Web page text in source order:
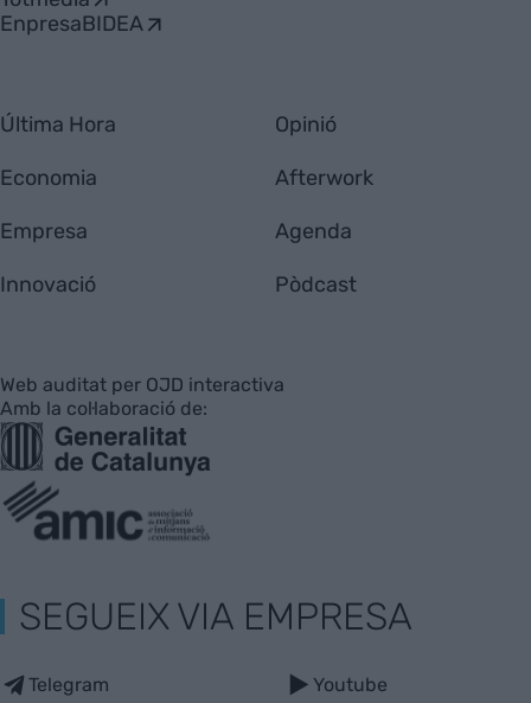
EnpresaBIDEA
Última Hora
Economia
Empresa
Innovació
Opinió
Afterwork
Agenda
Pòdcast
Web auditat per OJD interactiva
Amb la col·laboració de:
SEGUEIX VIA EMPRESA
Telegram Youtube